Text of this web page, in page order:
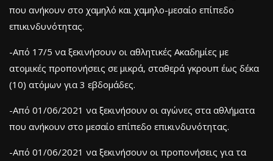
που ανήκουν στο χαμηλό και χαμηλο-μεσαίο επίπεδο
επικινδυνότητας.
-Από 17/5 να ξεκινήσουν οι αθλητικές Ακαδημίες με
ατομικές προπονήσεις σε μικρά, σταθερά γκρουπ έως δέκα
(10) ατόμων για 3 εβδομάδες.
-Από 01/06/2021 να ξεκινήσουν οι αγώνες στα αθλήματα
που ανήκουν στο μεσαίο επίπεδο επικινδυνότητας.
-Από 01/06/2021 να ξεκινήσουν οι προπονήσεις για τα